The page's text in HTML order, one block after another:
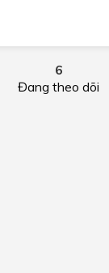
6
Đang theo dõi